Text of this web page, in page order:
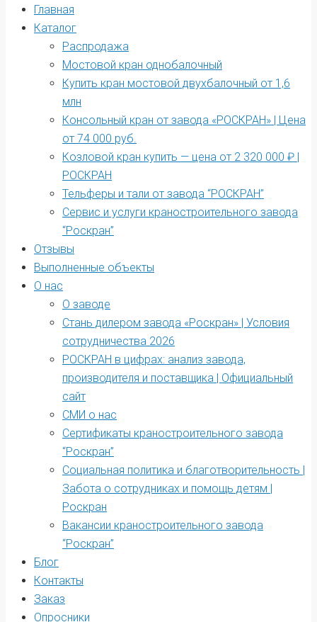
Главная
Каталог
Распродажа
Мостовой кран однобалочный
Купить кран мостовой двухбалочный от 1,6
млн
Консольный кран от завода «РОСКРАН» | Цена
от 74 000 руб.
Козловой кран купить — цена от 2 320 000 ₽ |
РОСКРАН
Тельферы и тали от завода “РОСКРАН”
Сервис и услуги краностроительного завода
“Роскран”
Отзывы
Выполненные объекты
О нас
О заводе
Стань дилером завода «Роскран» | Условия
сотрудничества 2026
РОСКРАН в цифрах: анализ завода,
производителя и поставщика | Официальный
сайт
СМИ о нас
Сертификаты краностроительного завода
“Роскран”
Социальная политика и благотворительность |
Забота о сотрудниках и помощь детям |
Роскран
Вакансии краностроительного завода
“Роскран”
Блог
Контакты
Заказ
Опросники